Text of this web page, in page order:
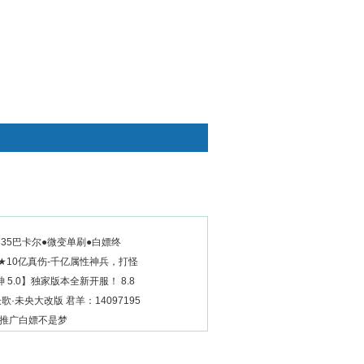
巴卡尔●微变单刷●白嫖终
亿真伤-千亿属性神兵，打怪
5.0】独家版本全新开服！ 8.8
·未央大改版 君羊：14097195
广白嫖不是梦